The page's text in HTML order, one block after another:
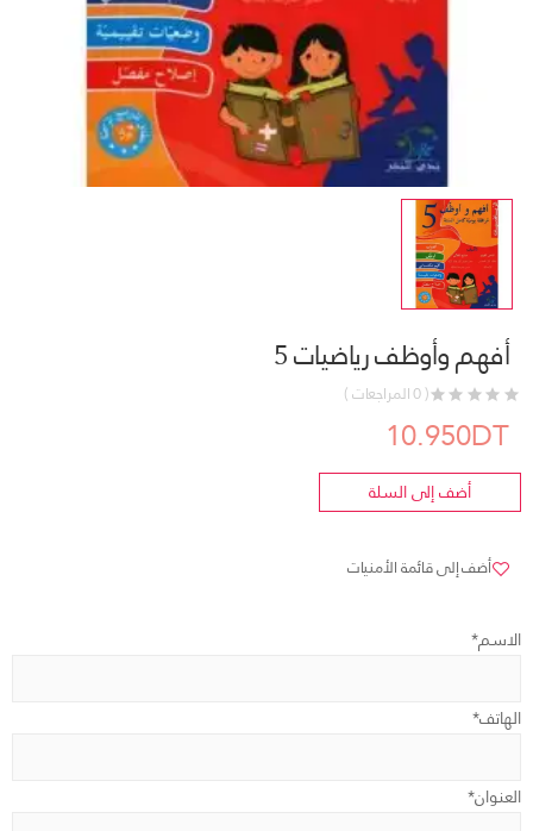
أفهم وأوظف رياضيات 5
( 0 المراجعات )
10.950DT
أضف إلى السلة
أضف إلى قائمة الأمنيات
الاسم*
الهاتف*
العنوان*